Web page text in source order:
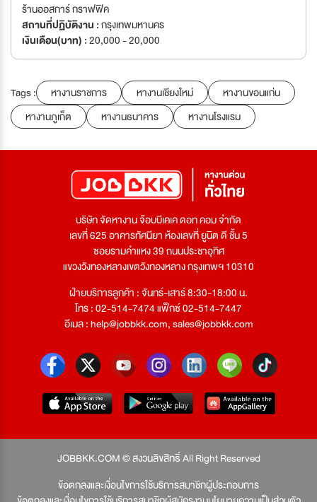
ร้านออสการ์ กราฟฟิค
สถานที่ปฏิบัติงาน :กรุงเทพมหานคร
เงินเดือน(บาท) :20,000 - 20,000
Tags : หางานราชการ หางานเชียงใหม่
หางานขอนแก่น
หางานภูเก็ต
หางานธนาคาร หางานโรงแรม
บริษัท จัดหางาน จ๊อบบีเคเค ดอท คอม จำกัด
เลขที่ 625 อาคารทัศนียา ห้องเลขที่ ยูนิต ดี ชั้น 5
ซอยรามคำแหง 39 ถนนประชาอุทิศ
แขวงวังทองหลางเขตวังทองหลาง กรุงเทพฯ 10310
ฝ่ายบริการลูกค้า : จันทร์-เสาร์ 8:30-18:00 น.
โทร : 02-514-7474 แฟ็กซ์ 02-514-7447
อีเมล :help@jobbkk.com,sales@jobbkk.com
JOBBKK.COM © สงวนลิขสิทธิ์ All Right Reserved
ข้อตกลงและเงื่อนไขการใช้บริการสมาชิกผู้ประกอบการ